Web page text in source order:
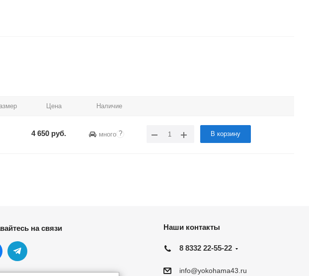
Цена Наличие
4 650 руб. много ? В корзину
на связи Наши контакты
8 8332 22-55-22
info@yokohama43.ru